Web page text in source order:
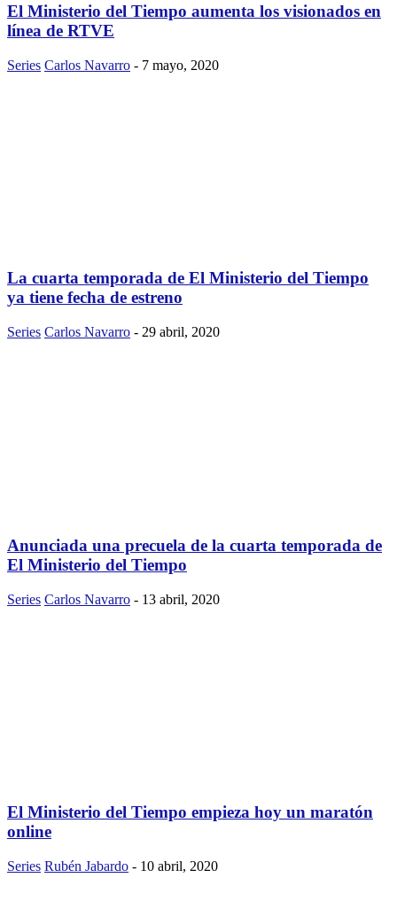
El Ministerio del Tiempo aumenta los visionados en
línea de RTVE
Series Carlos Navarro - 7 mayo, 2020
La cuarta temporada de El Ministerio del Tiempo
ya tiene fecha de estreno
Series Carlos Navarro - 29 abril, 2020
Anunciada una precuela de la cuarta temporada de
El Ministerio del Tiempo
Series Carlos Navarro - 13 abril, 2020
El Ministerio del Tiempo empieza hoy un maratón
online
Series Rubén Jabardo - 10 abril, 2020